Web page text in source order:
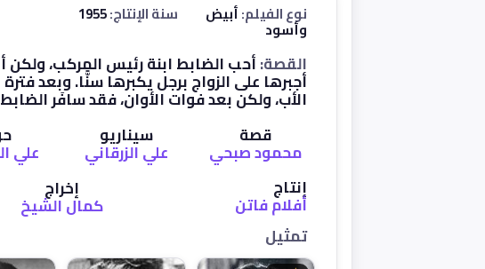
نوع الفيلم:أبيض
وأسود
سنة الإنتاج:1955
القصة:أحب الضابط ابنة رئيس المركب، ولكن
أجبرها على الزواج برجل يكبرها سنًّا. وبعد
الأب، ولكن بعد فوات الأوان، فقد سافَر الضابط
قصة
محمود صبحي
سيناريو
علي الزرقاني
علي
إنتاج
أفلام فاتن
إخراج
كمال الشيخ
تمثيل